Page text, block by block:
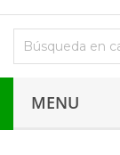
MENU